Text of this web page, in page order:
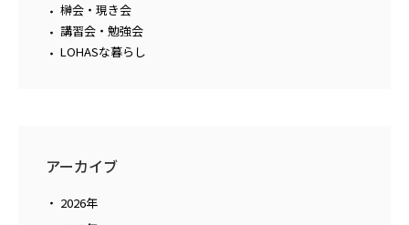
榊会・現き会
講習会・勉強会
LOHASな暮らし
アーカイブ
2026年